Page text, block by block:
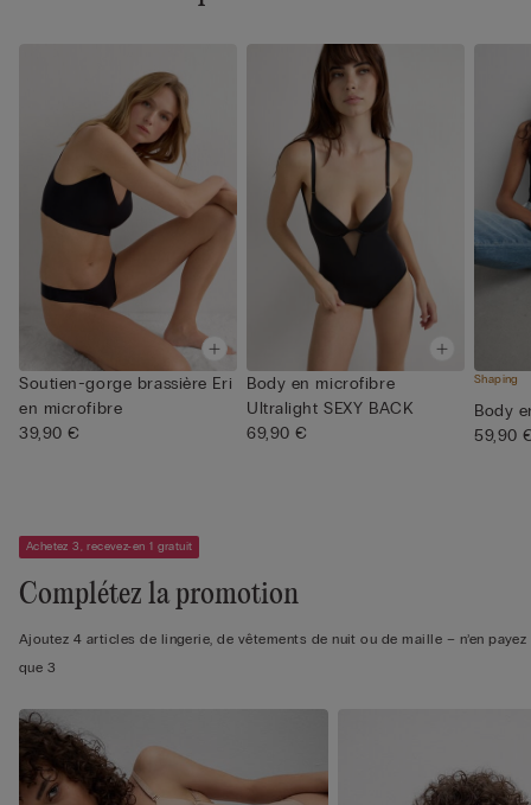
Soutien-gorge brassière Eri
en microfibre
39,90 €
Body en microfibre
Ultralight SEXY BACK
69,90 €
Shaping
Body
59,90
Achetez 3, recevez-en 1 gratuit
Complétez la promotion
Ajoutez 4 articles de lingerie, de vêtements de nuit ou de maille – n’en payez
que 3